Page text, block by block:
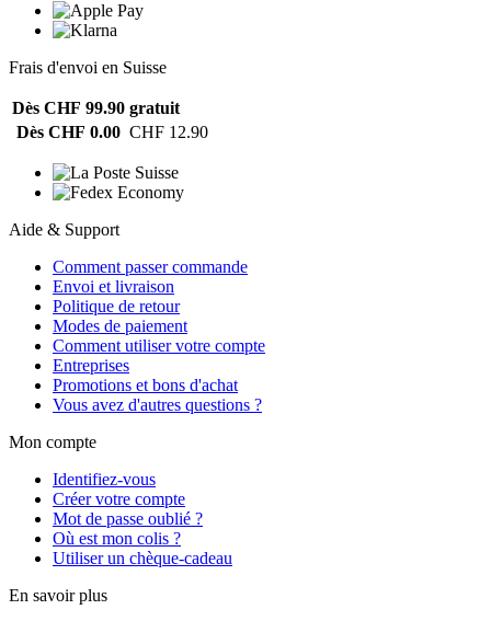
Frais d'envoi en Suisse
Dès CHF 99.90 gratuit
Dès CHF 0.00 CHF 12.90
Aide & Support
Comment passer commande
Envoi et livraison
Politique de retour
Modes de paiement
Comment utiliser votre compte
Entreprises
Promotions et bons d'achat
Vous avez d'autres questions ?
Mon compte
Identifiez-vous
Créer votre compte
Mot de passe oublié ?
Où est mon colis ?
Utiliser un chèque-cadeau
En savoir plus